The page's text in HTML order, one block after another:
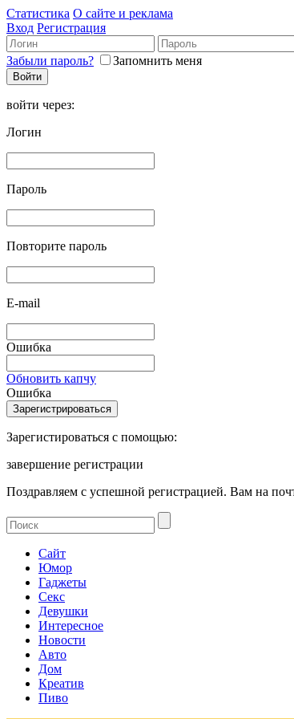
Статистика О сайте и реклама
Вход Регистрация
Забыли пароль? Запомнить меня
войти через:
Логин
Пароль
Повторите пароль
E-mail
Ошибка
Обновить капчу
Ошибка
Зарегистироваться с помощью:
завершение регистрации
Поздравляем с успешной регистрацией. Вам на
Сайт
Юмор
Гаджеты
Секс
Девушки
Интересное
Новости
Авто
Дом
Креатив
Пиво